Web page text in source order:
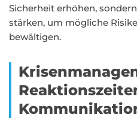
Sicherheit erhöhen,
stärken, um mögliche
bewältigen.